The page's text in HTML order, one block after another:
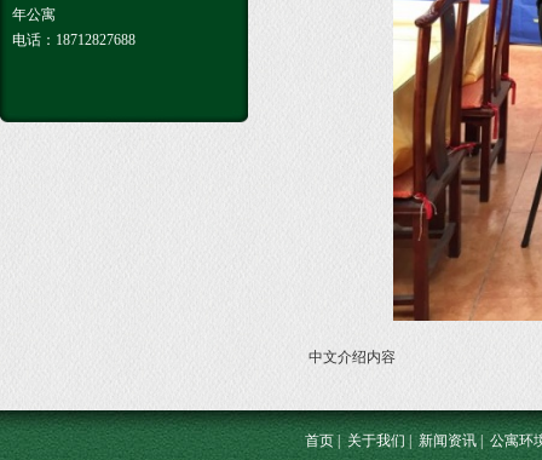
年公寓
电话：18712827688
中文介绍内容
首页 | 关于我们 新闻资讯 公寓环